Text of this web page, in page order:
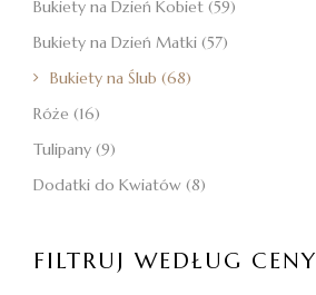
Bukiety na Dzień Kobiet (59)
Bukiety na Dzień Matki (57)
Bukiety na Ślub (68)
Róże (16)
Tulipany (9)
Dodatki do Kwiatów (8)
FILTRUJ WEDŁUG CENY